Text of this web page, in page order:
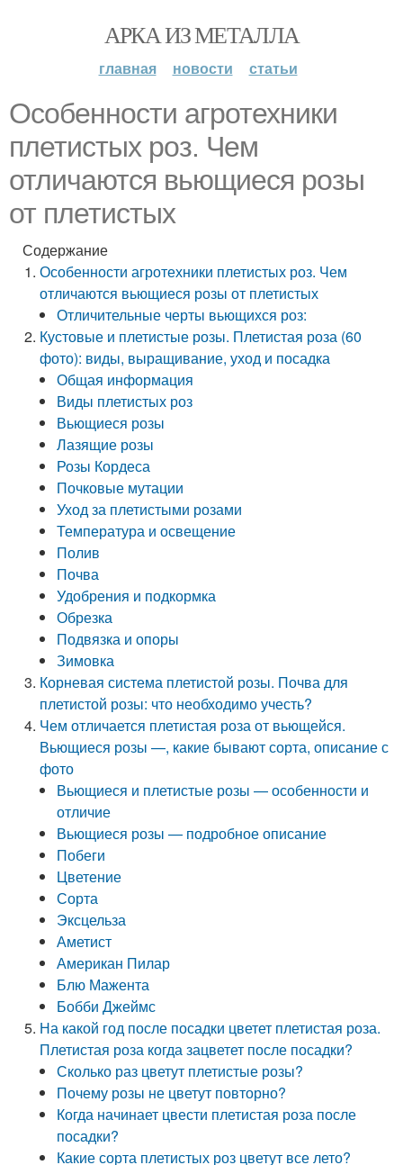
АРКА ИЗ МЕТАЛЛА
главная новости статьи
Особенности агротехники
плетистых роз. Чем
отличаются вьющиеся розы
от плетистых
Содержание
Особенности агротехники плетистых роз. Чем
отличаются вьющиеся розы от плетистых
Отличительные черты вьющихся роз:
Кустовые и плетистые розы. Плетистая роза (60
фото): виды, выращивание, уход и посадка
Общая информация
Виды плетистых роз
Вьющиеся розы
Лазящие розы
Розы Кордеса
Почковые мутации
Уход за плетистыми розами
Температура и освещение
Полив
Почва
Удобрения и подкормка
Обрезка
Подвязка и опоры
Зимовка
Корневая система плетистой розы. Почва для
плетистой розы: что необходимо учесть?
Чем отличается плетистая роза от вьющейся.
Вьющиеся розы —, какие бывают сорта, описание с
фото
Вьющиеся и плетистые розы — особенности и
отличие
Вьющиеся розы — подробное описание
Побеги
Цветение
Сорта
Эксцельза
Аметист
Американ Пилар
Блю Мажента
Бобби Джеймс
На какой год после посадки цветет плетистая роза.
Плетистая роза когда зацветет после посадки?
Сколько раз цветут плетистые розы?
Почему розы не цветут повторно?
Когда начинает цвести плетистая роза после
посадки?
Какие сорта плетистых роз цветут все лето?